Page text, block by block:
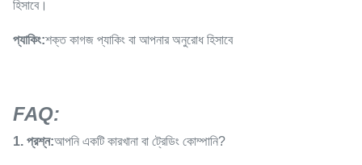
হিসাবে।
প্যাকিং:শক্ত কাগজ প্যাকিং বা আপনার অনুরোধ হিসাবে
FAQ:
1. প্রশ্ন:আপনি একটি কারখানা বা ট্রেডিং কোম্পানি?